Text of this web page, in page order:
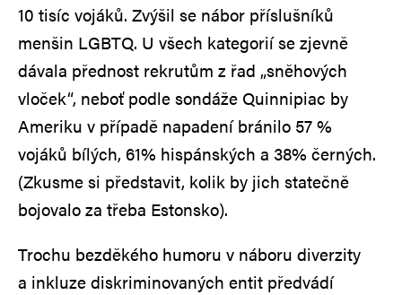
10 tisíc vojáků. Zvýšil se nábor příslušníků
menšin LGBTQ. U všech kategorií se zjevně
dávala přednost rekrutům z řad „sněhových
vloček“, neboť podle sondáže Quinnipiac by
Ameriku v případě napadení bránilo 57 %
vojáků bílých, 61% hispánských a 38% černých.
(Zkusme si představit, kolik by jich statečně
bojovalo za třeba Estonsko).
Trochu bezděkého humoru v náboru diverzity
a inkluze diskriminovaných entit předvádí